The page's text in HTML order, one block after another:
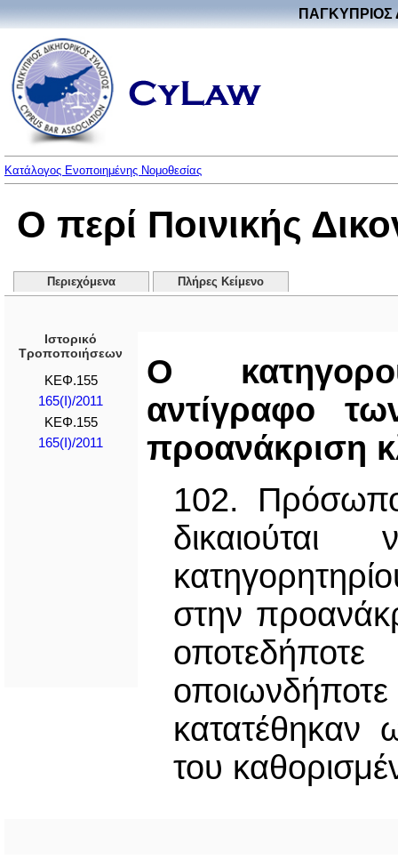
ΠΑΓΚΥΠΡΙΟΣ
Κατάλογος Ενοποιημένης Νομοθεσίας
Ο περί Ποινικής
Περιεχόμενα Πλήρες Κείμενο
Ιστορικό
Τροποποιήσεων
ΚΕΦ.155
165(I)/2011
ΚΕΦ.155
165(I)/2011
Ο
αντίγραφο
προανάκριση
102.
στην
κατατέθηκαν
του